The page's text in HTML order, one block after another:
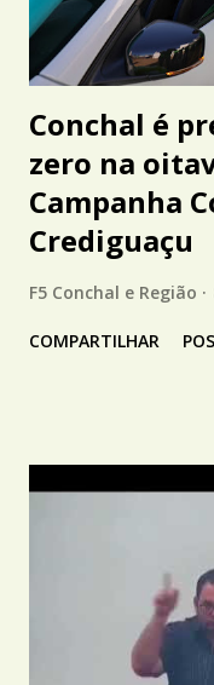
Conchal é
zero na
Campanha
Crediguaçu
F5 Conchal e Região
COMPARTILHAR